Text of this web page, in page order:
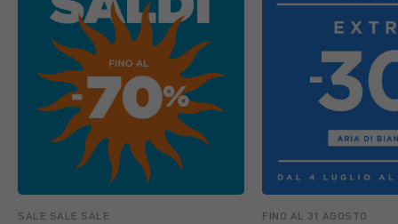
SALE SALE SALE FINO AL 31 AGOSTO